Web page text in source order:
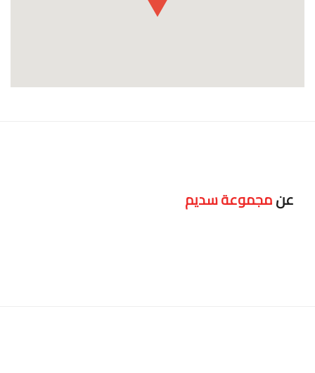
عنمجموعة سديم